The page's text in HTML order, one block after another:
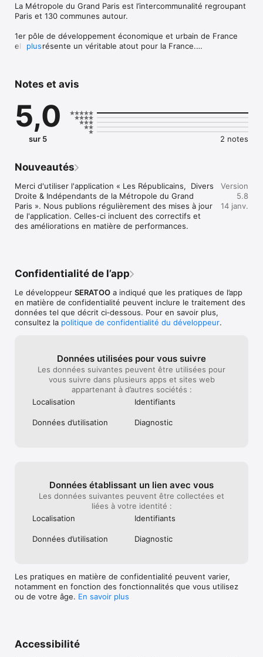
La Métropole du Grand Paris est l’intercommunalité regroupant
Paris et 130 communes autour.
1er pôle de développement économique et urbain de France
elle représente un véritable atout pour la France.
groupe Les Républicains, Divers Droite & Indépendants. Le
plus
Notes et avis
5,0
sur 5 2 notes
Nouveautés
Merci d'utiliser l'application « Les Républicains,  Divers
Droite & Indépendants de la Métropole du Grand
Paris ». Nous publions régulièrement des mises à jour
de l'application. Celles-ci incluent des correctifs et
des améliorations en matière de performances.
Version
5.8
14 janv.
Confidentialité de l’app
Le développeur SERATOO a indiqué que les pratiques de l’app
en matière de confidentialité peuvent inclure le traitement des
données tel que décrit ci‑dessous. Pour en savoir plus,
consultez la politique de confidentialité du développeur.
Données utilisées pour vous suivre
Les données suivantes peuvent être utilisées pour
vous suivre dans plusieurs apps et sites web
appartenant à d’autres sociétés :
Localisation
Identifiants
Données d’utilisation Diagnostic
Données établissant un lien avec vous
Les données suivantes peuvent être collectées et
liées à votre identité :
Localisation
Identifiants
Données d’utilisation Diagnostic
Les pratiques en matière de confidentialité peuvent varier,
notamment en fonction des fonctionnalités que vous utilisez
ou de votre âge. En savoir plus
Accessibilité